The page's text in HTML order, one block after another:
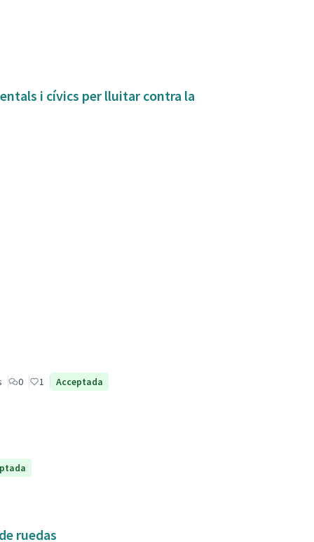
i cívics per lluitar contra la
0 1 Acceptada
ruedas